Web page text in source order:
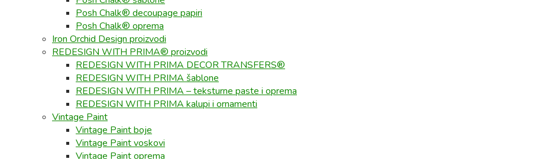
Posh Chalk® decoupage papiri
Posh Chalk® oprema
Iron Orchid Design proizvodi
REDESIGN WITH PRIMA® proizvodi
REDESIGN WITH PRIMA DECOR TRANSFERS®
REDESIGN WITH PRIMA šablone
REDESIGN WITH PRIMA – teksturne paste i oprema
REDESIGN WITH PRIMA kalupi i ornamenti
Vintage Paint
Vintage Paint boje
Vintage Paint voskovi
Vintage Paint oprema